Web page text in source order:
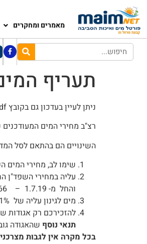
מאמרים ומחקרים
תעריף המים 1-1-
ניתן לעיין בעדכון גם בקובץ pdf –
רצ"ב מחירי המים
השינויים הם בהתאם לסל
שימו לב, מחירי המים
עליה במחירי השפד"ן החל מ – 1.5.19 ל- 1.25
והחל מ- 1.7.19 – 1.266 ₪ עלייה של 0.166 ₪ והחל מ- 1.1.20 ל -1.348 עליה של 0.082 ₪
מים לגינון עליה של 1%
להזכירכם רק אגודות
תנאי נוסף שהאגודה
בכל מקרה אין לגבות